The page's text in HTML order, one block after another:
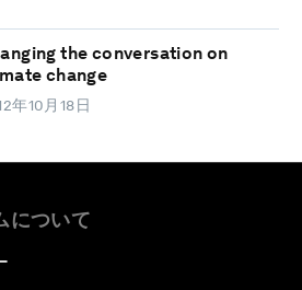
the conversation on
change
年10月18日
について